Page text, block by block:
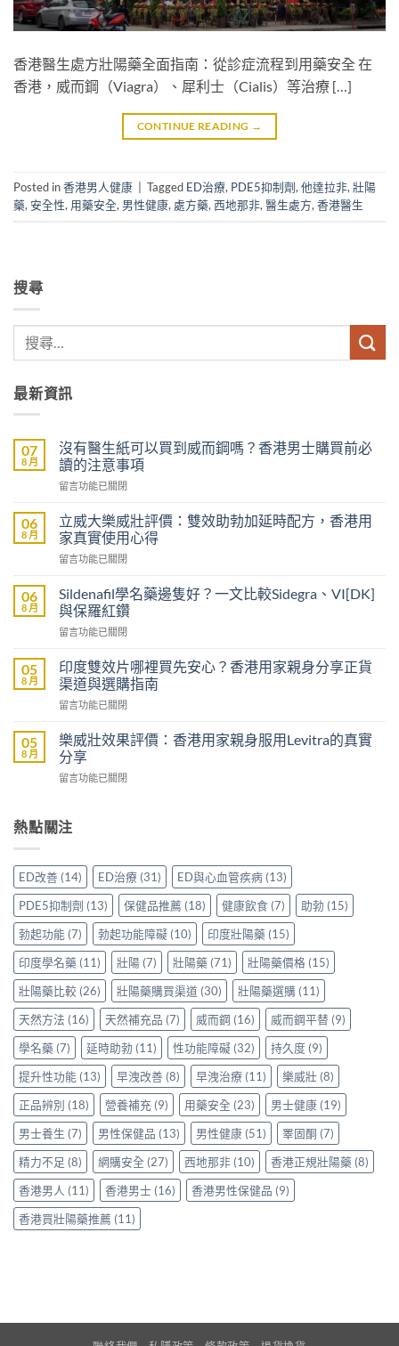
香港醫生處方壯陽藥全面指南：從診症流程到用藥安全 在
香港，威而鋼（Viagra）、犀利士（Cialis）等治療 […]
CONTINUE READING →
Posted in香港男人健康 Tagged ED治療, PDE5抑制劑,他達拉非,壯陽
藥,安全性, 用藥安全, 男性健康, 處方藥,西地那非,醫生處方,香港醫生
搜尋
最新資訊
07
8 月
沒有醫生紙可以買到威而鋼嗎？香港男士購買前必
讀的注意事項
在
有
醫
生
紙
以
買
到
威
鋼
嗎？
港
士
購
買
讀
的
意
事
項〉
中
留言功能已關閉
06
8 月
立威大樂威壯評價：雙效助勃加延時配方，香港用
家真實使用心得
在
威
大
樂
威
評
價：
雙
效
勃
加
時
香
家
真
實
使
用
心
得〉
中
留言功能已關閉
06
8 月
Sildenafil學名藥邊隻好？一文比較Sidegra、VI[DK]
與保羅紅鑽
在
學
名
藥
邊
好？
一
文
比
VI[DK]
羅
紅
鑽〉
中
留言功能已關閉
05
8 月
印度雙效片哪裡買先安心？香港用家親身分享正貨
渠道與選購指南
在
度
雙
效
片
買
心？
香
港
用
家
親
身
分
享
正
貨
渠
道
與
選
購
指
南〉
中
留言功能已關閉
05
8 月
樂威壯效果評價：香港用家親身服用Levitra的真實
分享
在
壯
效
評
價：
香
港
用
家
親
身
服
用
Levitra
的
真
實
分
享〉
中
留言功能已關閉
熱點關注
ED改善 (14) ED治療 (31) ED與心血管疾病 (13)
PDE5抑制劑 (13) 保健品推薦 (18) 健康飲食 (7) 助勃 (15)
勃起功能 (7) 勃起功能障礙 (10) 印度壯陽藥 (15)
印度學名藥 (11) 壯陽 (7) 壯陽藥 (71) 壯陽藥價格 (15)
壯陽藥比較 (26) 壯陽藥購買渠道 (30) 壯陽藥選購 (11)
天然方法 (16) 天然補充品 (7) 威而鋼 (16) 威而鋼平替 (9)
學名藥 (7) 延時助勃 (11) 性功能障礙 (32) 持久度 (9)
提升性功能 (13) 早洩改善 (8) 早洩治療 (11) 樂威壯 (8)
正品辨別 (18) 營養補充 (9) 用藥安全 (23) 男士健康 (19)
男士養生 (7) 男性保健品 (13) 男性健康 (51) 睪固酮 (7)
精力不足 (8) 網購安全 (27) 西地那非 (10) 香港正規壯陽藥 (8)
香港男人 (11) 香港男士 (16) 香港男性保健品 (9)
香港買壯陽藥推薦 (11)